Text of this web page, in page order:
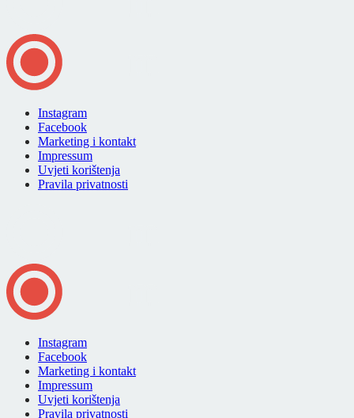
Instagram
Facebook
Marketing i kontakt
Impressum
Uvjeti korištenja
Pravila privatnosti
Instagram
Facebook
Marketing i kontakt
Impressum
Uvjeti korištenja
Pravila privatnosti